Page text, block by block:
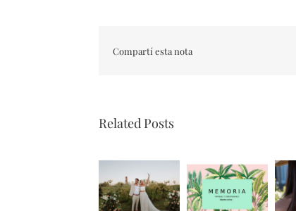
Compartí esta nota
Related Posts